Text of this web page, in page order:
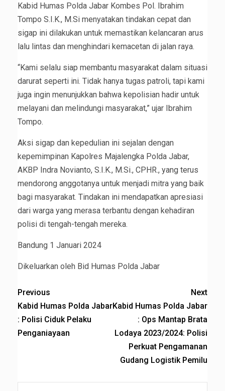
Kabid Humas Polda Jabar Kombes Pol. Ibrahim
Tompo S.I.K., M.Si menyatakan tindakan cepat dan
sigap ini dilakukan untuk memastikan kelancaran arus
lalu lintas dan menghindari kemacetan di jalan raya.
“Kami selalu siap membantu masyarakat dalam situasi
darurat seperti ini. Tidak hanya tugas patroli, tapi kami
juga ingin menunjukkan bahwa kepolisian hadir untuk
melayani dan melindungi masyarakat,” ujar Ibrahim
Tompo.
Aksi sigap dan kepedulian ini sejalan dengan
kepemimpinan Kapolres Majalengka Polda Jabar,
AKBP Indra Novianto, S.I.K., M.Si., CPHR., yang terus
mendorong anggotanya untuk menjadi mitra yang baik
bagi masyarakat. Tindakan ini mendapatkan apresiasi
dari warga yang merasa terbantu dengan kehadiran
polisi di tengah-tengah mereka.
Bandung 1 Januari 2024
Dikeluarkan oleh Bid Humas Polda Jabar
Previous
Kabid Humas Polda Jabar
: Polisi Ciduk Pelaku
Penganiayaan
Next
Kabid Humas Polda Jabar
: Ops Mantap Brata
Lodaya 2023/2024: Polisi
Perkuat Pengamanan
Gudang Logistik Pemilu